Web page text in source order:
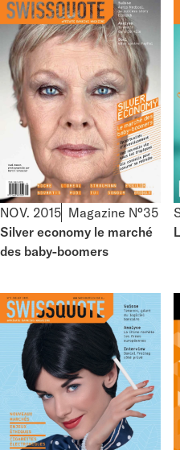
NOV. 2015 Magazine N°35
Silver economy le marché
des baby-boomers